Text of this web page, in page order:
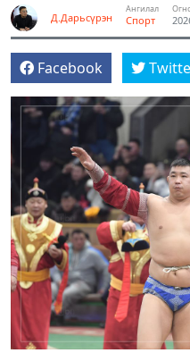
Д.Дарьсүрэн
Ангилал
Спорт
Facebook